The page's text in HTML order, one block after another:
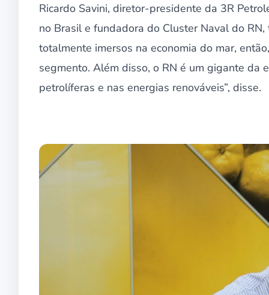
Ricardo Savini, diretor-presidente da 3R
no Brasil e fundadora do Cluster Naval do
totalmente imersos na economia do mar,
segmento. Além disso, o RN é um gigante da
petrolíferas e nas energias renováveis”, disse.